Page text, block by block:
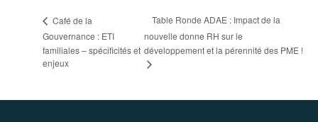
Café de la
Gouvernance : ETI
familiales – spécificités et
enjeux
Table Ronde ADAE : Impact de la
nouvelle donne RH sur le
développement et la pérennité des PME !